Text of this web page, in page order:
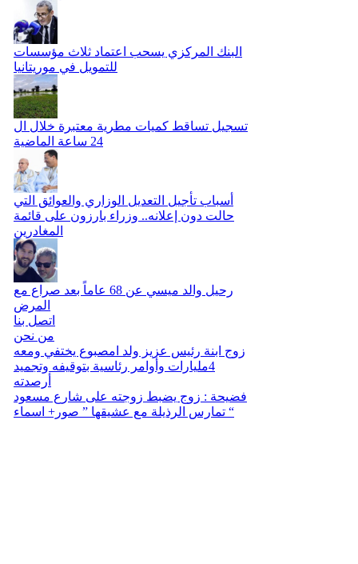
البنك المركزي يسحب اعتماد ثلاث مؤسسات
للتمويل في موريتانيا
تسجيل تساقط كميات مطرية معتبرة خلال ال
24 ساعة الماضية
أسباب تأجيل التعديل الوزاري والعوائق التي
حالت دون إعلانه.. وزراء بارزون على قائمة
المغادرين
رحيل والد ميسي عن 68 عاماً بعد صراع مع
المرض
اتصل بنا
من نحن
زوج ابنة رئيس عزيز ولد امصبوع يختفي ومعه
4مليارات وأوامر رئاسية بتوقيفه وتجميد
أرصدته
فضيحة : زوج يضبط زوجته على شارع مسعود
تمارس الرذيلة مع عشيقها ” صور+ اسماء “